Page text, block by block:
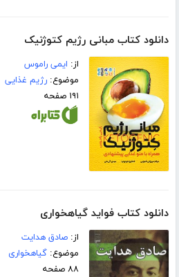
دانلود کتاب مبانی رژیم کتوژنیک
از: ایمی راموس
موضوع:رژیم غذایی
۱۹۱ صفحه
دانلود کتاب فواید گیاهخواری
از:صادق هدایت
موضوع:گیاهخواری
۸۸ صفحه